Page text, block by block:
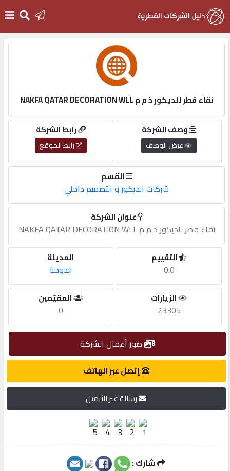
التسجيل
English
أضف
مطلوب
طلب
الاحصائيات
مميزة
إبحث
نقاء قطر للديكور ذ م م NAKFA QATAR DECORATION WLL
رابط الشركة
رابط الموقع
وصف الشركة
عرض الوصف
القسم
شركات الديكور و التصميم داخلي
عنوان الشركة
نقاء قطر للديكور ذ م م NAKFA QATAR DECORATION WLL
المدينة
الدوحة
التقييم
0.0
المقيّمين
0
الزيارات
23305
صور أعمال الشركة
إتصل عبر الهاتف
رسالة عبر الأيميل
شارك :